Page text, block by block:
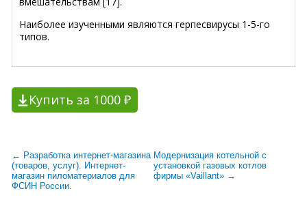
Наиболее изученными являются герпесвирусы 1-5-го
типов.
Купить за 1000 ₽
← Разработка интернет-магазина
(товаров, услуг). Интернет-
магазин пиломатериалов для
ФСИН России.
Модернизация котельной с
установкой газовых котлов
фирмы «Vaillant» →